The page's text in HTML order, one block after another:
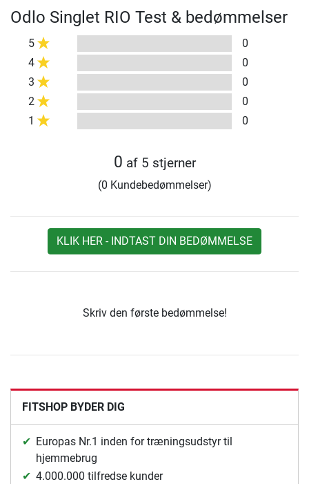
Odlo Singlet RIO Test & bedømmelser
5
0
4
0
3
0
2
0
1
0
0 af 5 stjerner
(0 Kundebedømmelser)
KLIK HER - INDTAST DIN BEDØMMELSE
Skriv den første bedømmelse!
FITSHOP BYDER DIG
Europas Nr.1 inden for træningsudstyr til
hjemmebrug
4.000.000 tilfredse kunder